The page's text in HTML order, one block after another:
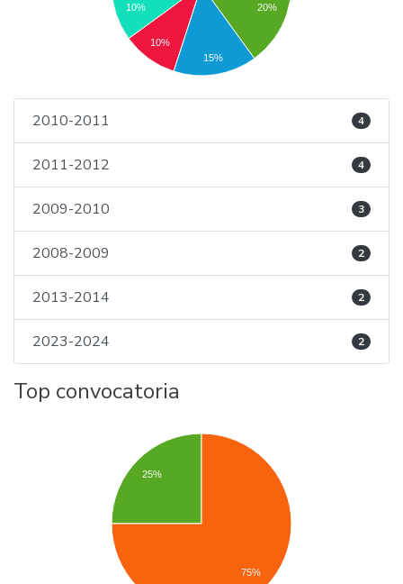
20%
10%
10%
15%
2010-2011 4
2011-2012 4
2009-2010 3
2008-2009 2
2013-2014 2
2023-2024 2
Top convocatoria
25%
75%